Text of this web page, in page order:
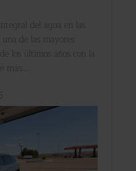
del agua en las
de las mayores
los últimos años con la